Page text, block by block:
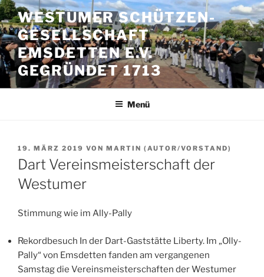
Zum
Inhalt
springen
WESTUMER SCHÜTZEN-
GESELLSCHAFT
EMSDETTEN E.V.
GEGRÜNDET 1713
Menü
VERÖFFENTLICHT
AM
19. MÄRZ 2019 VON MARTIN (AUTOR/VORSTAND)
Dart Vereinsmeisterschaft der
Westumer
Stimmung wie im Ally-Pally
Rekordbesuch In der Dart-Gaststätte Liberty. Im „Olly-
Pally“ von Emsdetten fanden am vergangenen
Samstag die Vereinsmeisterschaften der Westumer